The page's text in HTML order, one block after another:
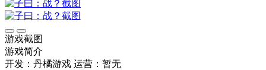
游戏截图
游戏简介
开发：丹橘游戏 运营：暂无